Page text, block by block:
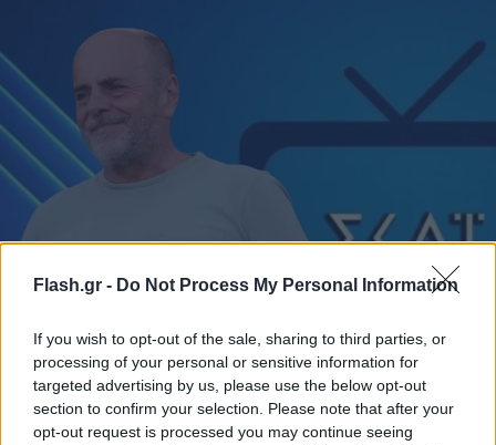
Flash.gr - Do Not Process My Personal Information
If you wish to opt-out of the sale, sharing to third parties, or
processing of your personal or sensitive information for
targeted advertising by us, please use the below opt-out
section to confirm your selection. Please note that after your
opt-out request is processed you may continue seeing